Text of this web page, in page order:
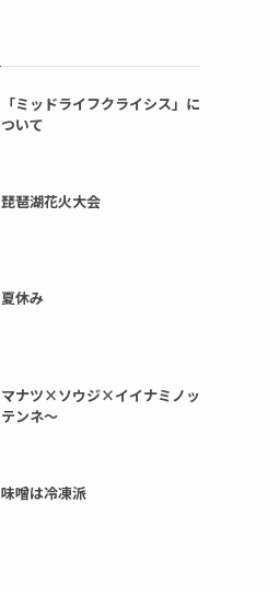
「ミッドライフクライシス」に
ついて
琵琶湖花火大会
夏休み
マナツ×ソウジ×イイナミノッ
テンネ～
味噌は冷凍派